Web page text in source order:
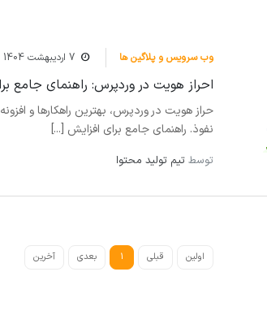
وب سرویس و پلاگین ها 7 اردیبهشت 1404
احراز هویت در وردپرس: راهنمای جامع
حراز هویت در وردپرس، بهترین راهکارها و
نفوذ. راهنمای جامع برای افزایش [...]
توسطتیم تولید محتوا
اولین قبلی 1 بعدی آخرین